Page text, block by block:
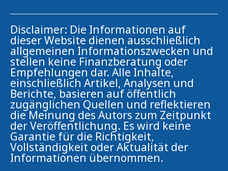
Disclaimer: Die Informationen auf
dieser Website dienen ausschließlich
allgemeinen Informationszwecken und
stellen keine Finanzberatung oder
Empfehlungen dar. Alle Inhalte,
einschließlich Artikel, Analysen und
Berichte, basieren auf öffentlich
zugänglichen Quellen und reflektieren
die Meinung des Autors zum Zeitpunkt
der Veröffentlichung. Es wird keine
Garantie für die Richtigkeit,
Vollständigkeit oder Aktualität der
Informationen übernommen.